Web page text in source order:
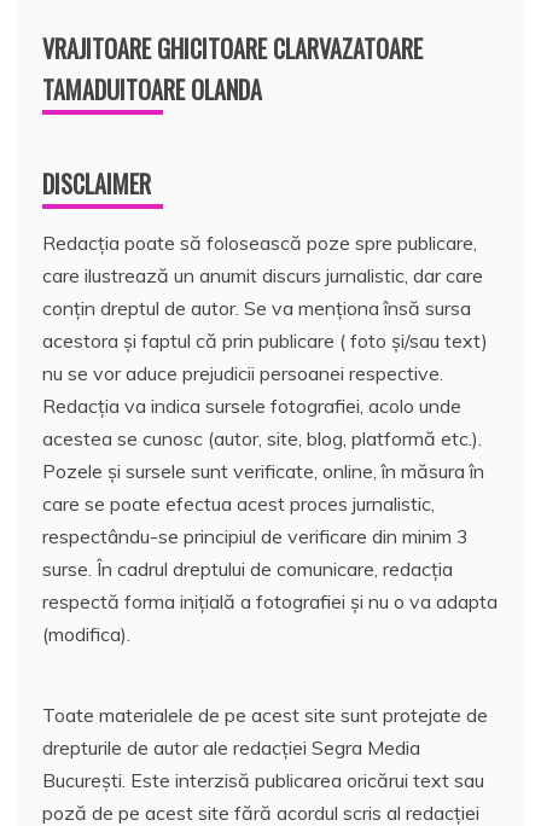
VRAJITOARE GHICITOARE CLARVAZATOARE
TAMADUITOARE OLANDA
DISCLAIMER
Redacția poate să folosească poze spre publicare,
care ilustrează un anumit discurs jurnalistic, dar care
conțin dreptul de autor. Se va menționa însă sursa
acestora și faptul că prin publicare ( foto și/sau text)
nu se vor aduce prejudicii persoanei respective.
Redacția va indica sursele fotografiei, acolo unde
acestea se cunosc (autor, site, blog, platformă etc.).
Pozele și sursele sunt verificate, online, în măsura în
care se poate efectua acest proces jurnalistic,
respectându-se principiul de verificare din minim 3
surse. În cadrul dreptului de comunicare, redacția
respectă forma inițială a fotografiei și nu o va adapta
(modifica).
Toate materialele de pe acest site sunt protejate de
drepturile de autor ale redacției Segra Media
București. Este interzisă publicarea oricărui text sau
poză de pe acest site fără acordul scris al redacției